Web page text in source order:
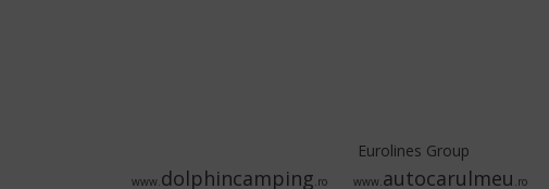
Eurolines Group
www.dolphincamping.ro www.autocarulmeu .ro